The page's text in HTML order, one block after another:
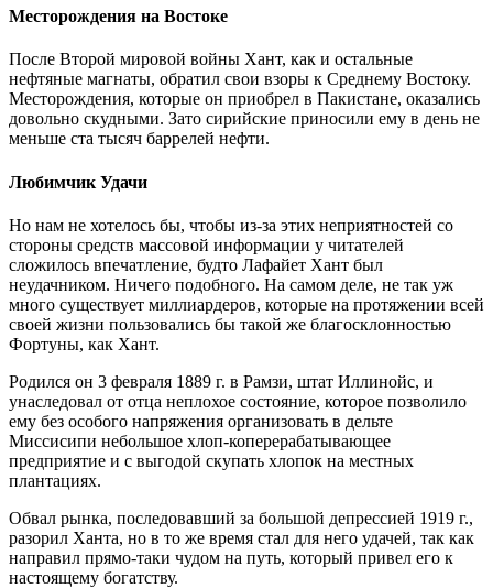
Месторождения на Востоке
После Второй мировой войны Хант, как и остальные
нефтяные магнаты, обратил свои взоры к Среднему Востоку.
Месторождения, которые он приобрел в Пакистане, оказались
довольно скудными. Зато сирийские приносили ему в день не
меньше ста тысяч баррелей нефти.
Любимчик Удачи
Но нам не хотелось бы, чтобы из-за этих неприятностей со
стороны средств массовой информации у читателей
сложилось впечатление, будто Лафайет Хант был
неудачником. Ничего подобного. На самом деле, не так уж
много существует миллиардеров, которые на протяжении всей
своей жизни пользовались бы такой же благосклонностью
Фортуны, как Хант.
Родился он 3 февраля 1889 г. в Рамзи, штат Иллинойс, и
унаследовал от отца неплохое состояние, которое позволило
ему без особого напряжения организовать в дельте
Миссисипи небольшое хлоп-коперерабатывающее
предприятие и с выгодой скупать хлопок на местных
плантациях.
Обвал рынка, последовавший за большой депрессией 1919 г.,
разорил Ханта, но в то же время стал для него удачей, так как
направил прямо-таки чудом на путь, который привел его к
настоящему богатству.